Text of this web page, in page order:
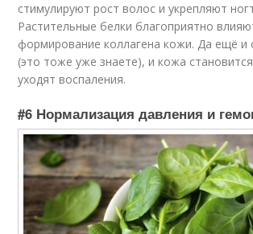
стимулируют рост волос и укрепляют
Растительные белки благоприятно
формирование коллагена кожи. Да ещё и
(это тоже уже знаете), и кожа
уходят воспаления.
#6 Нормализация давления и